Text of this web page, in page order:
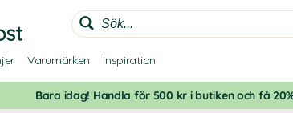
Varumärken Inspiration
Bara idag! Handla för 500 kr i butiken och få